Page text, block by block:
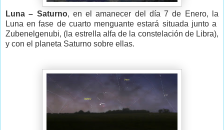
Luna – Saturno, en el amanecer del día 7 de Enero, la
Luna en fase de cuarto menguante estará situada junto a
Zubenelgenubi, (la estrella alfa de la constelación de Libra),
y con el planeta Saturno sobre ellas.